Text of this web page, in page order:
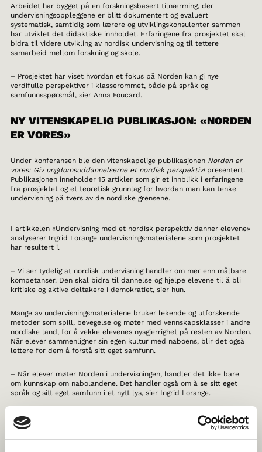
Arbeidet har bygget på en forskningsbasert tilnærming, der
undervisningsoppleggene er blitt dokumentert og evaluert
systematisk, samtidig som lærere og utviklingskonsulenter sammen
har utviklet det didaktiske innholdet. Erfaringene fra prosjektet skal
bidra til videre utvikling av nordisk undervisning og til tettere
samarbeid mellom forskning og skole.
– Prosjektet har viset hvordan et fokus på Norden kan gi nye
verdifulle perspektiver i klasserommet, både på språk og
samfunnsspørsmål, sier Anna Foucard.
NY VITENSKAPELIG PUBLIKASJON: «NORDEN
ER VORES»
Under konferansen ble den vitenskapelige publikasjonen Norden er
vores: Giv ungdomsuddannelserne et nordisk perspektiv!presentert.
Publikasjonen inneholder 15 artikler som gir et innblikk i erfaringene
fra prosjektet og et teoretisk grunnlag for hvordan man kan tenke
undervisning på tvers av de nordiske grensene.
I artikkelen «Undervisning med et nordisk perspektiv danner elevene»
analyserer Ingrid Lorange undervisningsmaterialene som prosjektet
har resultert i.
– Vi ser tydelig at nordisk undervisning handler om mer enn målbare
kompetanser. Den skal bidra til dannelse og hjelpe elevene til å bli
kritiske og aktive deltakere i demokratiet, sier hun.
Mange av undervisningsmaterialene bruker lekende og utforskende
metoder som spill, bevegelse og møter med vennskapsklasser i andre
nordiske land, for å vekke elevenes nysgjerrighet på resten av Norden.
Når elever sammenligner sin egen kultur med naboens, blir det også
lettere for dem å forstå sitt eget samfunn.
– Når elever møter Norden i undervisningen, handler det ikke bare
om kunnskap om nabolandene. Det handler også om å se sitt eget
språk og sitt eget samfunn i et nytt lys, sier Ingrid Lorange.